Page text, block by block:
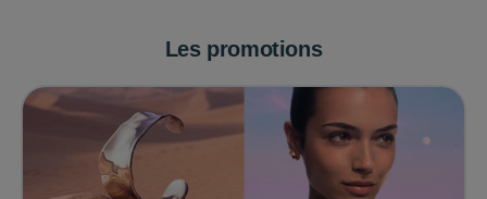
Les promotions